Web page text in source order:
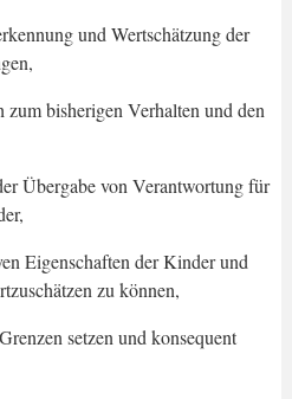
und Wertschätzung der
bisherigen Verhalten und den
Übergabe von Verantwortung für
Eigenschaften der Kinder und
zu können,
setzen und konsequent